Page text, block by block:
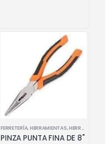
FERRETERÍA, HERRAMIENTAS,HERRAMIENTAS MANUALES
PINZA PUNTA FINA DE 8"